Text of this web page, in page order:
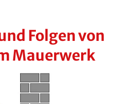
Folgen von
Mauerwerk